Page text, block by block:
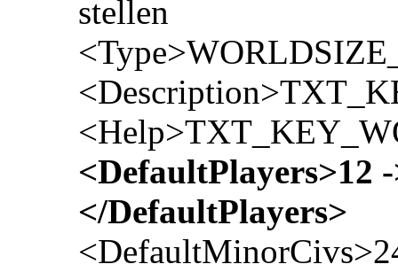
stellen
<DefaultPlayers>12
</DefaultPlayers>